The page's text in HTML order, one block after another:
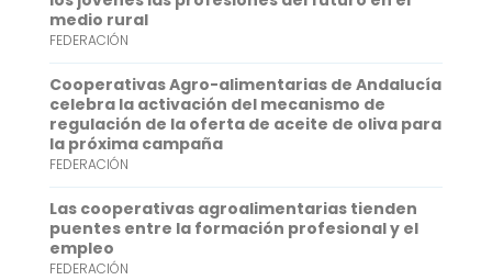
k
r
s
A
p
p
k
e
d
I
n
medio rural
FEDERACIÓN
Cooperativas Agro-alimentarias de Andalucía
celebra la activación del mecanismo de
regulación de la oferta de aceite de oliva para
la próxima campaña
FEDERACIÓN
Las cooperativas agroalimentarias tienden
puentes entre la formación profesional y el
empleo
FEDERACIÓN